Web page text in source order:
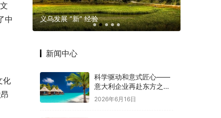
中
化
摄影
义乌发展 “新” 经验
新闻中心
科学驱动和意式匠心——
意大利企业再赴东方之约
赋能意中大健康产业深度
2026年6月16日